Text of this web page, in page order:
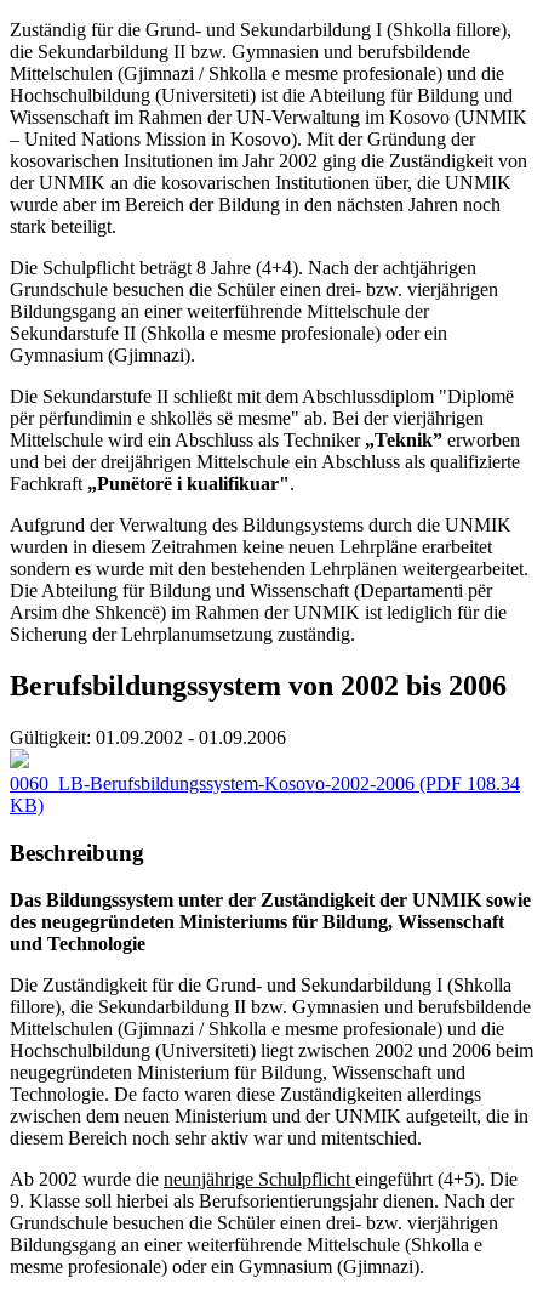
Zuständig für die Grund- und Sekundarbildung I (Shkolla fillore),
die Sekundarbildung II bzw. Gymnasien und berufsbildende
Mittelschulen (Gjimnazi / Shkolla e mesme profesionale) und die
Hochschulbildung (Universiteti) ist die Abteilung für Bildung und
Wissenschaft im Rahmen der UN-Verwaltung im Kosovo (UNMIK
– United Nations Mission in Kosovo). Mit der Gründung der
kosovarischen Insitutionen im Jahr 2002 ging die Zuständigkeit von
der UNMIK an die kosovarischen Institutionen über, die UNMIK
wurde aber im Bereich der Bildung in den nächsten Jahren noch
stark beteiligt.
Die Schulpflicht beträgt 8 Jahre (4+4). Nach der achtjährigen
Grundschule besuchen die Schüler einen drei- bzw. vierjährigen
Bildungsgang an einer weiterführende Mittelschule der
Sekundarstufe II (Shkolla e mesme profesionale) oder ein
Gymnasium (Gjimnazi).
Die Sekundarstufe II schließt mit dem Abschlussdiplom "Diplomë
për përfundimin e shkollës së mesme" ab. Bei der vierjährigen
Mittelschule wird ein Abschluss als Techniker „Teknik” erworben
und bei der dreijährigen Mittelschule ein Abschluss als qualifizierte
Fachkraft „Punëtorë i kualifikuar".
Aufgrund der Verwaltung des Bildungsystems durch die UNMIK
wurden in diesem Zeitrahmen keine neuen Lehrpläne erarbeitet
sondern es wurde mit den bestehenden Lehrplänen weitergearbeitet.
Die Abteilung für Bildung und Wissenschaft (Departamenti për
Arsim dhe Shkencë) im Rahmen der UNMIK ist lediglich für die
Sicherung der Lehrplanumsetzung zuständig.
Berufsbildungssystem von 2002 bis 2006
Gültigkeit: 01.09.2002 - 01.09.2006
0060_LB-Berufsbildungssystem-Kosovo-2002-2006 (PDF 108.34
KB)
Beschreibung
Das Bildungssystem unter der Zuständigkeit der UNMIK sowie
des neugegründeten Ministeriums für Bildung, Wissenschaft
und Technologie
Die Zuständigkeit für die Grund- und Sekundarbildung I (Shkolla
fillore), die Sekundarbildung II bzw. Gymnasien und berufsbildende
Mittelschulen (Gjimnazi / Shkolla e mesme profesionale) und die
Hochschulbildung (Universiteti) liegt zwischen 2002 und 2006 beim
neugegründeten Ministerium für Bildung, Wissenschaft und
Technologie. De facto waren diese Zuständigkeiten allerdings
zwischen dem neuen Ministerium und der UNMIK aufgeteilt, die in
diesem Bereich noch sehr aktiv war und mitentschied.
Ab 2002 wurde die neunjährige Schulpflicht eingeführt (4+5). Die
9. Klasse soll hierbei als Berufsorientierungsjahr dienen. Nach der
Grundschule besuchen die Schüler einen drei- bzw. vierjährigen
Bildungsgang an einer weiterführende Mittelschule (Shkolla e
mesme profesionale) oder ein Gymnasium (Gjimnazi).